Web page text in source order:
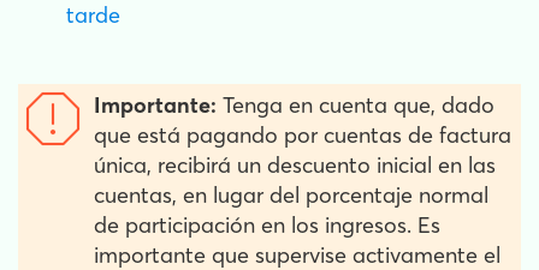
tarde
Importante: Tenga en cuenta que, dado
que está pagando por cuentas de factura
única, recibirá un descuento inicial en las
cuentas, en lugar del porcentaje normal
de participación en los ingresos. Es
importante que supervise activamente el